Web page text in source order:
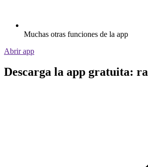
Muchas otras funciones de la app
Abrir app
Descarga la app gratuita: